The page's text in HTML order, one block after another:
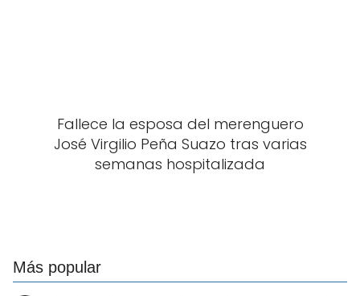
Fallece la esposa del merenguero
José Virgilio Peña Suazo tras varias
semanas hospitalizada
Más popular